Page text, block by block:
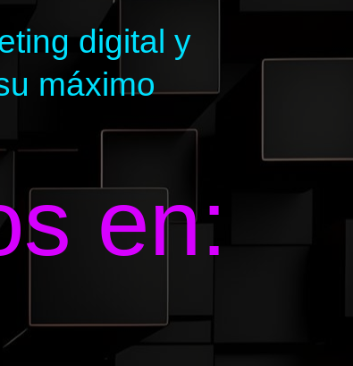
digital y
máximo
en: